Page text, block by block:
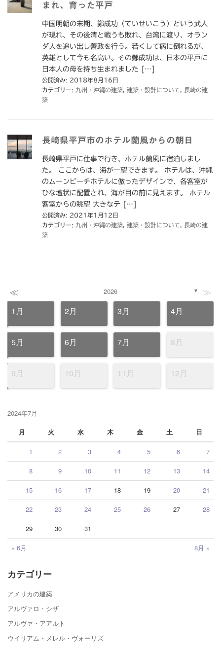
まれ、育った平戸
中国明朝の末期、鄭成功（ていせいこう）という武人
が現れ、その後清と戦うも敗れ、台湾に渡り、オラン
ダ人を追い出し善政を行う。若くして病に倒れるが、
英雄として今も名高い。その鄭成功は、日本の平戸に
日本人の母を持ち生まれました […]
公開済み: 2018年8月16日
カテゴリー: 九州・沖縄の建築, 建築・設計について, 長崎の建
築
長崎県平戸市のホテル蘭風からの朝日
長崎県平戸に仕事で行き、ホテル蘭風に宿泊しまし
た。 ここからは、海が一望できます。 ホテルは、沖縄
のムーンビーチホテルに倣ったデザインで、各客室が
ひな壇状に配置され、海が目の前に見えます。 ホテル
客室からの眺望 大きなテ […]
公開済み: 2021年1月12日
カテゴリー: 九州・沖縄の建築, 建築・設計について, 長崎の建
築
≪ 2026 ▼ ≫
1月 2月 3月 4月
5月 6月 7月 8月
9月 10月 11月 12月
2024年7月
月
火 水 木 金 土 日
« 6月 8月 »
1 2 3 4 5 6 7
8 9 10 11 12 13 14
15 16 17 18 19 20 21
22 23 24 25 26 27 28
29 30 31
カテゴリー
アメリカの建築
アルヴァロ・シザ
アルヴァ・アアルト
ウイリアム・メレル・ヴォーリズ